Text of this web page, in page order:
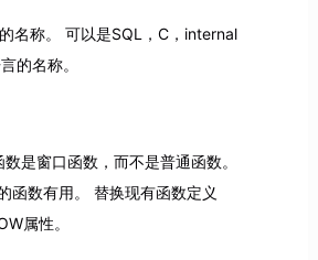
名称。 可以是SQL，C，internal
的名称。
是窗口函数，而不是普通函数。
函数有用。 替换现有函数定义
属性。